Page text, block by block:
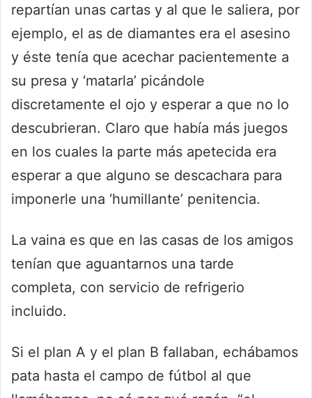
repartían unas cartas y al que le saliera, por
ejemplo, el as de diamantes era el asesino
y éste tenía que acechar pacientemente a
su presa y ‘matarla’ picándole
discretamente el ojo y esperar a que no lo
descubrieran. Claro que había más juegos
en los cuales la parte más apetecida era
esperar a que alguno se descachara para
imponerle una ‘humillante’ penitencia.
La vaina es que en las casas de los amigos
tenían que aguantarnos una tarde
completa, con servicio de refrigerio
incluido.
Si el plan A y el plan B fallaban, echábamos
pata hasta el campo de fútbol al que